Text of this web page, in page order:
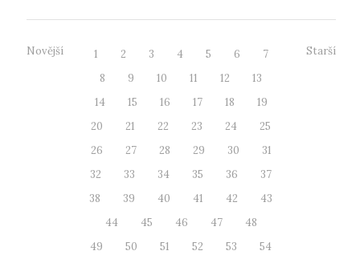
Novější 1 2 3 4 5 6
7
8
9 10 11 12
13
14
15 16 17 18
19
20
21 22 23 24
25
26
27 28 29 30
31
32
33 34 35 36
37
38
39 40 41 42
43
44
45 46 47
48
49
50 51 52 53
54
Starší